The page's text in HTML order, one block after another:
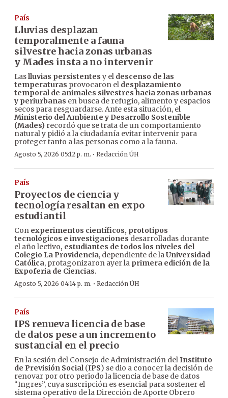
País
Lluvias desplazan
temporalmente a fauna
silvestre hacia zonas urbanas
y Mades insta a no intervenir
Laslluvias persistentes y el descenso de las
temperaturas provocaron el desplazamiento
temporal de animales silvestres hacia zonas urbanas
y periurbanas en busca de refugio, alimento y espacios
secos para resguardarse. Ante esta situación, el
Ministerio del Ambiente y Desarrollo Sostenible
(Mades) recordó que se trata de un comportamiento
natural y pidió a la ciudadanía evitar intervenir para
proteger tanto a las personas como a la fauna.
Agosto 5, 2026 05:12 p. m. · Redacción ÚH
País
Proyectos de ciencia y
tecnología resaltan en expo
estudiantil
Con experimentos científicos, prototipos
tecnológicos e investigaciones desarrolladas durante
el año lectivo, estudiantes de todos los niveles del
Colegio La Providencia, dependiente de laUniversidad
Católica, protagonizaron ayer la primera edición de la
Expoferia de Ciencias.
Agosto 5, 2026 04:14 p. m. · Redacción ÚH
País
IPS renueva licencia de base
de datos pese a un incremento
sustancial en el precio
En la sesión del Consejo de Administración delInstituto
de Previsión Social(IPS) se dio a conocer la decisión de
renovar por otro periodo la licencia de base de datos
“Ingres”, cuya suscripción es esencial para sostener el
sistema operativo de la Dirección de Aporte Obrero